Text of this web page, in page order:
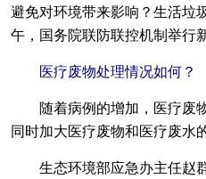
避免对环境带来影响？生活垃
午，国务院联防联控机制举行
医疗废物处理情况如何？
随着病例的增加，医疗废
同时加大医疗废物和医疗废水
生态环境部应急办主任赵